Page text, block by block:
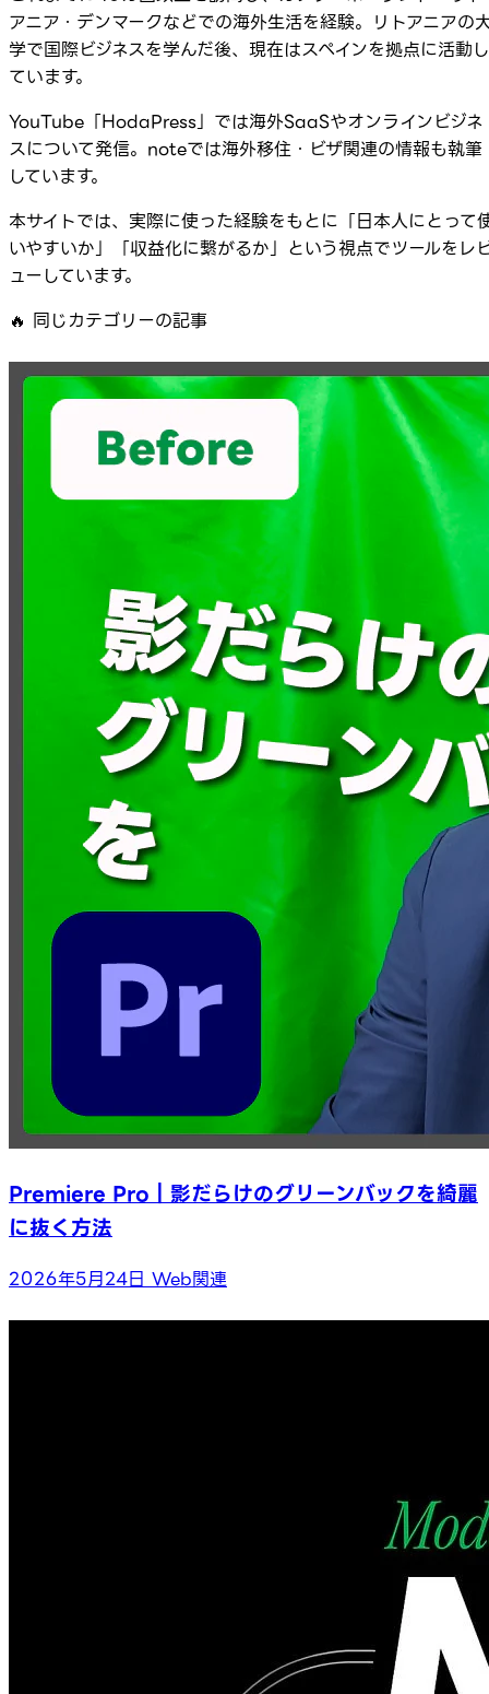
アニア・デンマークなどでの海外生活を経験。リトアニアの
学で国際ビジネスを学んだ後、現在はスペインを拠点に活動し
ています。
YouTube「HodaPress」では海外SaaSやオンラインビジネ
スについて発信。noteでは海外移住・ビザ関連の情報も執筆
しています。
本サイトでは、実際に使った経験をもとに「日本人にとって
いやすいか」「収益化に繋がるか」という視点でツールをレ
ューしています。
🔥 同じカテゴリーの記事
Premiere Pro｜影だらけのグリーンバックを綺麗
に抜く方法
2026年5月24日 Web関連